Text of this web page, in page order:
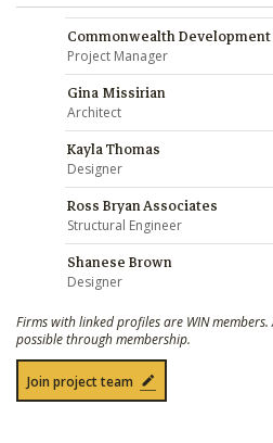
Commonwealth
Project Manager
Gina Missirian
Architect
Kayla Thomas
Designer
Ross Bryan Associates
Structural Engineer
Shanese Brown
Designer
Firms with linked profiles are WIN
possible through membership.
Join project team